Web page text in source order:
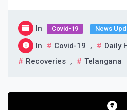
In Covid-19 News
In Covid-19 , Daily
Recoveries , Telangana
Post